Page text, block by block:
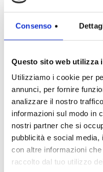
Consenso
Questo sito web utilizza
Utilizziamo i cookie per
annunci, per fornire
analizzare il nostro
informazioni sul modo in
nostri partner che si
pubblicità e social media,
con altre informazioni
raccolto dal tuo utilizzo